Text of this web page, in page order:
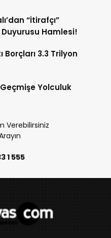
“İtirafçı”
Duyurusu Hamlesi!
Borçları 3.3 Trilyon
Yolculuk
Verebilirsiniz
1 555